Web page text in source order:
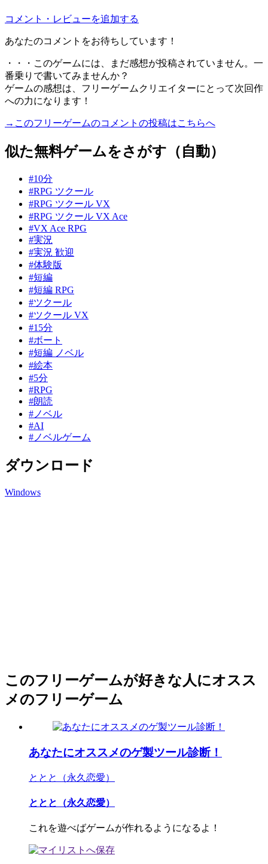
コメント・レビューを追加する
あなたのコメントをお待ちしています！
・・・このゲームには、まだ感想が投稿されていません。一
番乗りで書いてみませんか？
ゲームの感想は、フリーゲームクリエイターにとって次回作
への力になります！
→このフリーゲームのコメントの投稿はこちらへ
似た無料ゲームをさがす（自動）
#10分
#RPG ツクール
#RPG ツクール VX
#RPG ツクール VX Ace
#VX Ace RPG
#実況
#実況 歓迎
#体験版
#短編
#短編 RPG
#ツクール
#ツクール VX
#15分
#ボート
#短編 ノベル
#絵本
#5分
#RPG
#朗読
#ノベル
#AI
#ノベルゲーム
ダウンロード
Windows
このフリーゲームが好きな人にオスス
メのフリーゲーム
あなたにオススメのゲ製ツール診断！
ととと（永久恋愛）
ととと（永久恋愛）
これを遊べばゲームが作れるようになるよ！